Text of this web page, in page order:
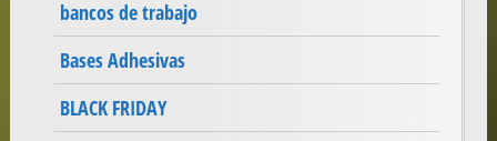
bancos de trabajo
Bases Adhesivas
BLACK FRIDAY